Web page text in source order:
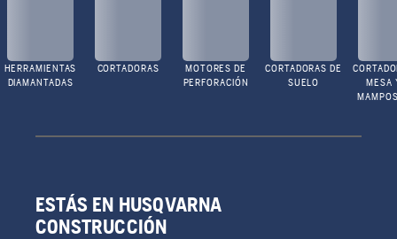
HERRAMIENTAS
DIAMANTADAS
CORTADORAS
MOTORES DE
PERFORACIÓN
CORTADORAS DE
SUELO
MESA
ESTÁS EN HUSQVARNA
CONSTRUCCIÓN